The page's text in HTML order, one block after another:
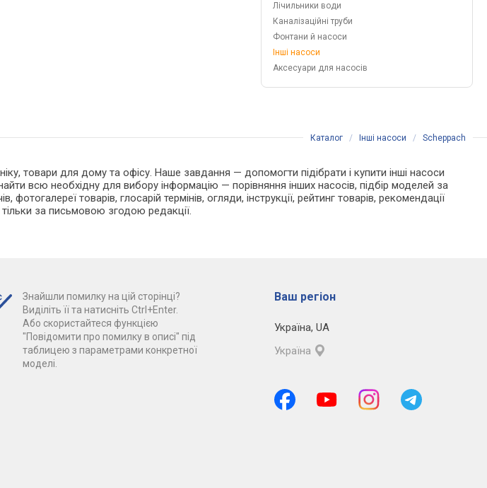
Лічильники води
Каналізаційні труби
Фонтани й насоси
Інші насоси
Аксесуари для насосів
Каталог / Інші насоси / Scheppach
товари для дому та офісу. Наше завдання — допомогти підібрати і купити інші насоси
всю необхідну для вибору інформацію — порівняння інших насосів, підбір моделей за
товарів, глосарій термінів, огляди, інструкції, рейтинг товарів, рекомендації
за письмовою згодою редакції.
Знайшли помилку на цій сторінці?
Виділіть її та натисніть Ctrl+Enter.
Або скористайтеся функцією
"Повідомити про помилку в описі" під
таблицею з параметрами конкретної
моделі.
Ваш регіон
Україна, UA
Україна